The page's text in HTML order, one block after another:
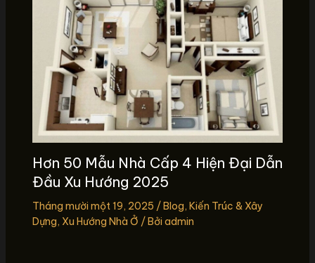
Hơn 50 Mẫu Nhà Cấp 4 Hiện Đại Dẫn
Đầu Xu Hướng 2025
Tháng mười một 19, 2025 /Blog, Kiến Trúc & Xây
Dựng, Xu Hướng Nhà Ở / Bởi admin